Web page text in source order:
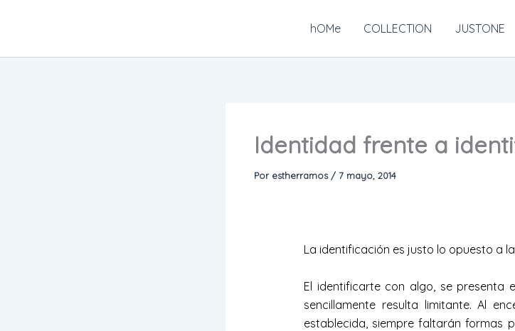
hOMe COLLECTION JUSTONE
Identidad frente a
Por estherramos / 7 mayo, 2014
La identificación es justo lo opuesto a
El identificarte con algo, se presenta
sencillamente resulta limitante. Al
establecida, siempre faltarán formas